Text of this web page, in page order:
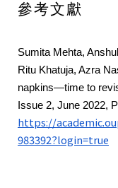
參考文獻
Sumita Mehta,
Ritu Khatuja, Azra
napkins—time to
Issue 2, June 2022,
https://
983392?login=true